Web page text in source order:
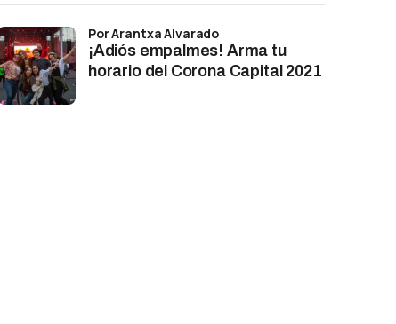
¡Adiós empalmes! Arma tu
horario del Corona Capital 2021
por Arantxa Alvarado